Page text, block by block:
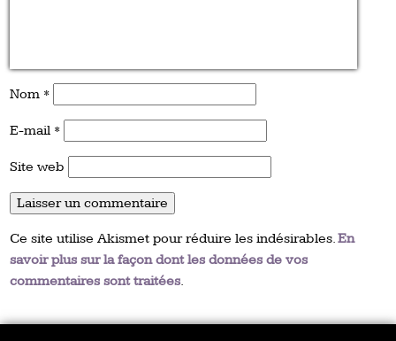
Nom *
E-mail *
Site web
Ce site utilise Akismet pour réduire les indésirables.En
savoir plus sur la façon dont les données de vos
commentaires sont traitées.